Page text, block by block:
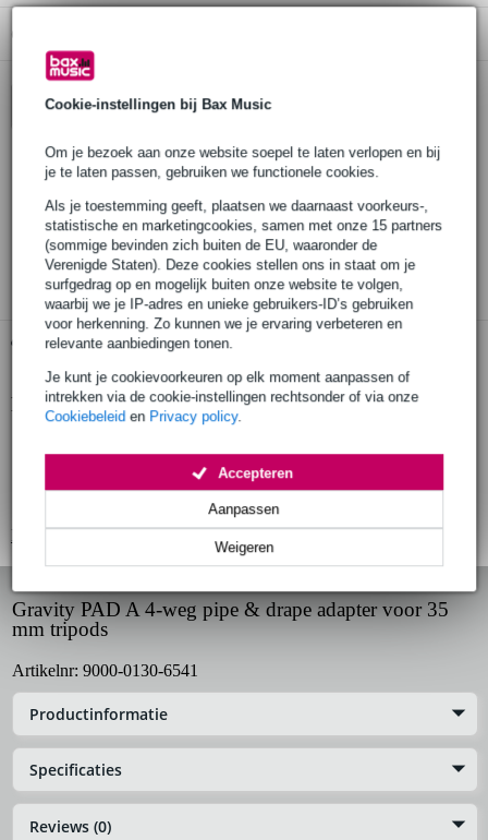
Cookie-instellingen bij Bax Music
Om je bezoek aan onze website soepel te laten verlopen en bij
je te laten passen, gebruiken we functionele cookies.
Als je toestemming geeft, plaatsen we daarnaast voorkeurs-,
statistische en marketingcookies, samen met onze 15 partners
(sommige bevinden zich buiten de EU, waaronder de
Verenigde Staten). Deze cookies stellen ons in staat om je
surfgedrag op en mogelijk buiten onze website te volgen,
waarbij we je IP-adres en unieke gebruikers-ID’s gebruiken
voor herkenning. Zo kunnen we je ervaring verbeteren en
relevante aanbiedingen tonen.
Je kunt je cookievoorkeuren op elk moment aanpassen of
intrekken via de cookie-instellingen rechtsonder of via onze
Cookiebeleid en Privacy policy.
Weigeren
Aanpassen
Accepteren
Online voorraadstatus:
In winkelwagen
Bestel voor 23:00 = over circa 3 werkdagen in huis
30 dagen 'niet goed geld terug' garantie
3 jaar Bax Music garantie
Gratis ophalen in de winkel
Productinformatie
materiaal: staal en kunststof
geschikt voor 35 m buisdiameter
Bekijk alle productspecificaties
Gravity PAD A 4-weg pipe & drape adapter voor 35
mm tripods
Artikelnr: 9000-0130-6541
Productinformatie
Specificaties
Reviews (0)